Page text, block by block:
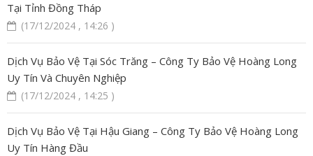
Tại Tỉnh Đồng Tháp
(17/12/2024 , 14:26 )
Dịch Vụ Bảo Vệ Tại Sóc Trăng – Công Ty Bảo Vệ Hoàng Long
Uy Tín Và Chuyên Nghiệp
(17/12/2024 , 14:25 )
Dịch Vụ Bảo Vệ Tại Hậu Giang – Công Ty Bảo Vệ Hoàng Long
Uy Tín Hàng Đầu